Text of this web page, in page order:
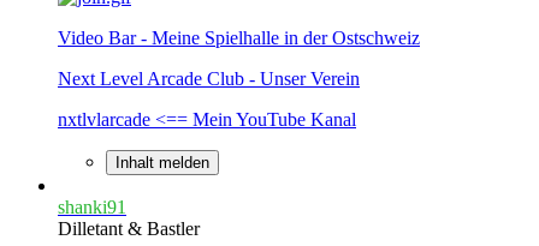
Video Bar - Meine Spielhalle in der Ostschweiz
Next Level Arcade Club - Unser Verein
nxtlvlarcade <== Mein YouTube Kanal
Inhalt melden
shanki91
Dilletant & Bastler